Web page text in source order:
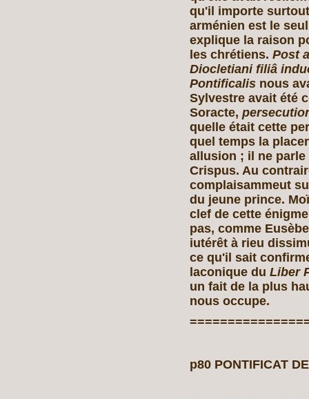
qu'il importe
arménien est le
explique la raison
les chrétiens. Post
Diocletiani filiâ
Pontificalis nous
Sylvestre avait été
Soracte,
quelle était cette
quel temps la
allusion ; il ne parle
Crispus. Au
complaisammeut
du jeune prince.
clef de cette
pas, comme
iutérêt à rieu
ce qu'il sait
laconique du Liber
un fait de la plus
nous occupe.
p80 PONTIFICAT